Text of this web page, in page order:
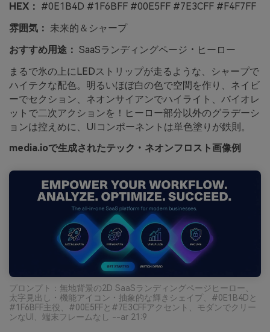
HEX： #0E1B4D #1F6BFF #00E5FF #7E3CFF #F4F7FF
雰囲気： 未来的＆シャープ
おすすめ用途： SaaSランディングページ・ヒーロー
まるで氷の上にLEDストリップが走るような、シャープで
ハイテクな配色。明るいほぼ白の色で空間を作り、ネイビ
ーでセクション、ネオンサイアンでハイライト、バイオレ
ットで二次アクションを！ヒーロー部分以外のグラデーシ
ョンは控えめに、UIコンポーネントは単色塗りが鉄則。
media.ioで生成されたテック・ネオンフロスト画像例
プロンプト：無地背景の2D SaaSランディングページヒーロー、
太字見出し・機能アイコン・抽象的な輝きシェイプ、#0E1B4Dと
#1F6BFF主役、#00E5FFと#7E3CFFアクセント、モダンでクリー
ンなUI、端末フレームなし --ar 21:9